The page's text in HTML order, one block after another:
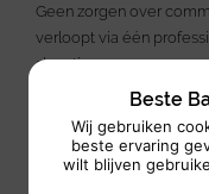
Geen zorgen over
verloopt via één
showtime.
Top 5 redenen
One Stop
Beste
Wij gebruiken
beste ervaring
wilt blijven